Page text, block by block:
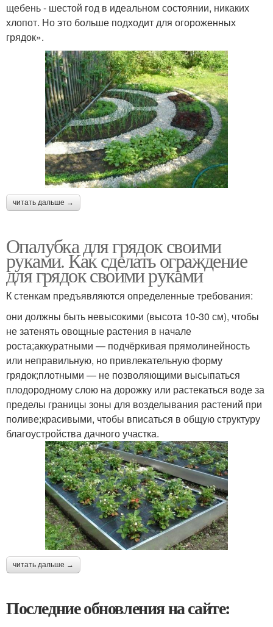
щебень - шестой год в идеальном состоянии, никаких
хлопот. Но это больше подходит для огороженных
грядок».
читать дальше →
Опалубка для грядок своими
руками. Как сделать ограждение
для грядок своими руками
К стенкам предъявляются определенные требования:
они должны быть невысокими (высота 10-30 см), чтобы
не затенять овощные растения в начале
роста;аккуратными — подчёркивая прямолинейность
или неправильную, но привлекательную форму
грядок;плотными — не позволяющими высыпаться
плодородному слою на дорожку или растекаться воде за
пределы границы зоны для возделывания растений при
поливе;красивыми, чтобы вписаться в общую структуру
благоустройства дачного участка.
читать дальше →
Последние обновления на сайте: